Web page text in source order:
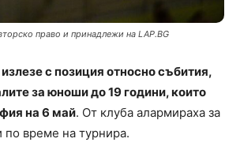
право и принадлежи на LAP.BG
с позиция относно събития,
за юноши до 19 години, които
на 6 май. От клуба алармираха за
по време на турнира.